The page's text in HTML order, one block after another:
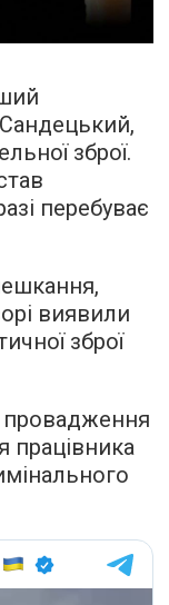
зброї.
перебуває
виявили
зброї
провадження
працівника